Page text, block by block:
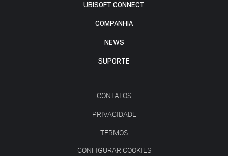
UBISOFT CONNECT
COMPANHIA
NEWS
SUPORTE
CONTATOS
PRIVACIDADE
TERMOS
CONFIGURAR COOKIES